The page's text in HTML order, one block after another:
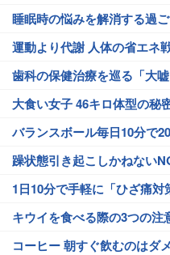
睡眠時の悩みを解消する過
運動より代謝 人体の省エネ
歯科の保健治療を巡る「大嘘
大食い女子 46キロ体型の秘
バランスボール毎日10分で
躁状態引き起こしかねない
1日10分で手軽に「ひざ痛対
キウイを食べる際の3つの注
コーヒー 朝すぐ飲むのはダ